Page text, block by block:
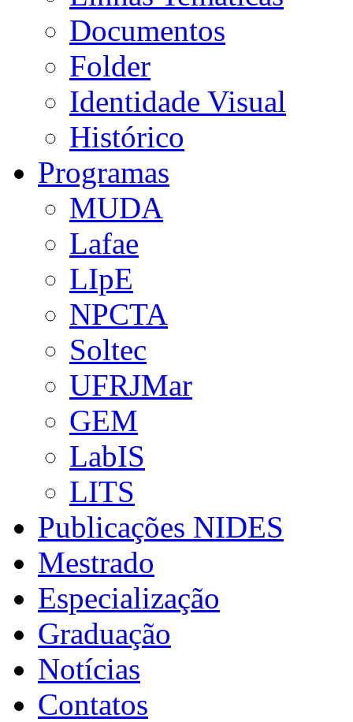
Documentos
Folder
Identidade Visual
Histórico
Programas
MUDA
Lafae
LIpE
NPCTA
Soltec
UFRJMar
GEM
LabIS
LITS
Publicações NIDES
Mestrado
Especialização
Graduação
Notícias
Contatos